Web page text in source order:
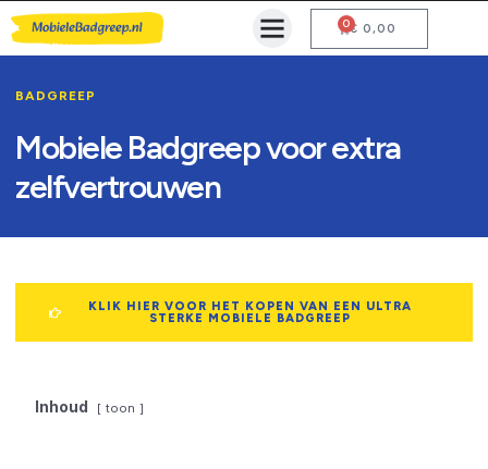
€ 0,00
0
BADGREEP
Mobiele Badgreep voor extra
zelfvertrouwen
KLIK HIER VOOR HET KOPEN VAN EEN ULTRA
STERKE MOBIELE BADGREEP
Inhoud toon